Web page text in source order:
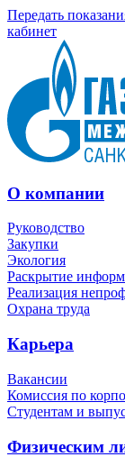
Передать
кабинет
О компании
Руководство
Закупки
Экология
Раскрытие
Реализация
Охрана труда
Карьера
Вакансии
Комиссия по
Студентам и
Физическим